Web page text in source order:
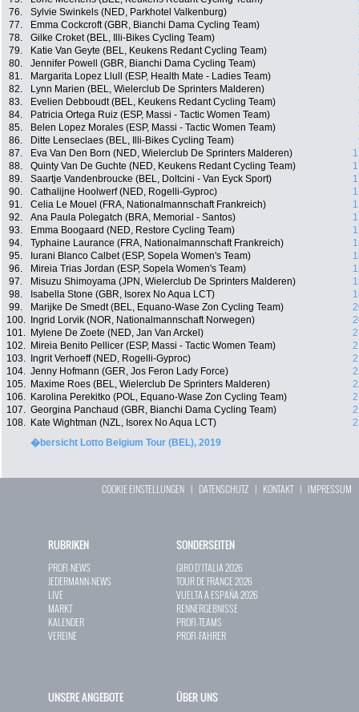
76.
Sylvie Swinkels (NED, Parkhotel Valkenburg)
77.
Emma Cockcroft (GBR, Bianchi Dama Cycling Team)
78.
Gilke Croket (BEL, Illi-Bikes Cycling Team)
79.
Katie Van Geyte (BEL, Keukens Redant Cycling Team)
80.
Jennifer Powell (GBR, Bianchi Dama Cycling Team)
81.
Margarita Lopez Llull (ESP, Health Mate - Ladies Team)
82.
Lynn Marien (BEL, Wielerclub De Sprinters Malderen)
83.
Evelien Debboudt (BEL, Keukens Redant Cycling Team)
84.
Patricia Ortega Ruiz (ESP, Massi - Tactic Women Team)
85.
Belen Lopez Morales (ESP, Massi - Tactic Women Team)
86.
Ditte Lenseclaes (BEL, Illi-Bikes Cycling Team)
87.
Eva Van Den Born (NED, Wielerclub De Sprinters Malderen)
88.
Quinty Van De Guchte (NED, Keukens Redant Cycling Team)
89.
Saartje Vandenbroucke (BEL, Doltcini - Van Eyck Sport)
90.
Cathalijne Hoolwerf (NED, Rogelli-Gyproc)
91.
Celia Le Mouel (FRA, Nationalmannschaft Frankreich)
92.
Ana Paula Polegatch (BRA, Memorial - Santos)
93.
Emma Boogaard (NED, Restore Cycling Team)
94.
Typhaine Laurance (FRA, Nationalmannschaft Frankreich)
95.
Iurani Blanco Calbet (ESP, Sopela Women's Team)
96.
Mireia Trias Jordan (ESP, Sopela Women's Team)
97.
Misuzu Shimoyama (JPN, Wielerclub De Sprinters Malderen)
98.
Isabella Stone (GBR, Isorex No Aqua LCT)
99.
Marijke De Smedt (BEL, Equano-Wase Zon Cycling Team)
100.
Ingrid Lorvik (NOR, Nationalmannschaft Norwegen)
101.
Mylene De Zoete (NED, Jan Van Arckel)
102.
Mireia Benito Pellicer (ESP, Massi - Tactic Women Team)
103.
Ingrit Verhoeff (NED, Rogelli-Gyproc)
104. Jenny Hofmann (GER, Jos Feron Lady Force)
105.
Maxime Roes (BEL, Wielerclub De Sprinters Malderen)
106.
Karolina Perekitko (POL, Equano-Wase Zon Cycling Team)
107. Georgina Panchaud (GBR, Bianchi Dama Cycling Team)
108.
Kate Wightman (NZL, Isorex No Aqua LCT)
�bersicht Lotto Belgium Tour (BEL), 2019
COOKIE EINSTELLUNGEN | DATENSCHUTZ | KONTAKT| IMPRESSUM
RUBRIKEN
PROFI-NEWS
JEDERMANN-NEWS
LIVE
MARKT
KALENDER
VEREINE
SONDERSEITEN
GIRO D`ITALIA 2026
TOUR DE FRANCE 2026
VUELTA A ESPAÑA 2026
RENNERGEBNISSE
PROFI-TEAMS
PROFI-FAHRER
UNSERE ANGEBOTE ÜBER UNS